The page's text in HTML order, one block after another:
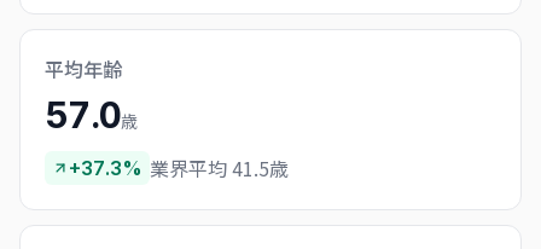
平均年齢
57.0歳
+37.3% 業界平均 41.5歳